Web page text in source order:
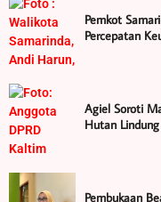
Pemkot
Percepatan
Agiel Soroti
Hutan Lindung
Pembukaan